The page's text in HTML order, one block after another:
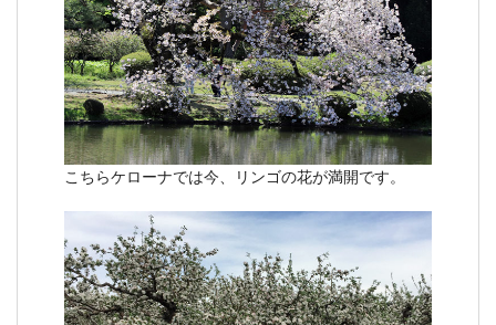
こちらケローナでは今、リンゴの花が満開です。